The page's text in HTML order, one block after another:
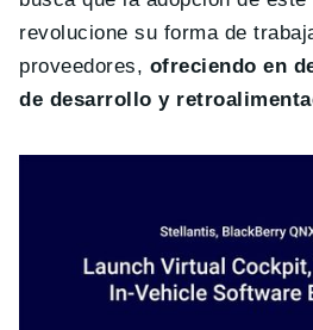
revolucione su forma de
proveedores, ofreciendo en
de desarrollo y